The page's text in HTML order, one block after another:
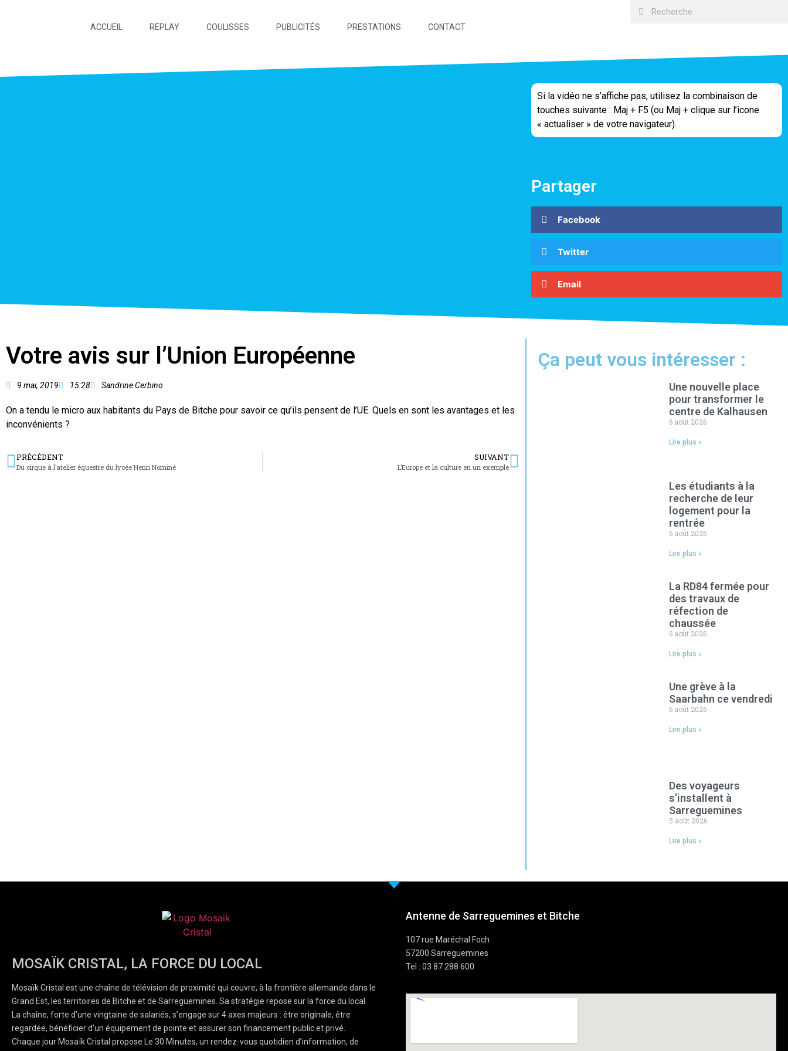
ACCUEIL REPLAY COULISSES PUBLICITÉS PRESTATIONS CONTACT
Si la vidéo ne s’affiche pas, utilisez la combinaison de
touches suivante : Maj + F5 (ou Maj + clique sur l’icone
« actualiser » de votre navigateur).
Partager
Facebook
Twitter
Email
Votre avis sur l’Union Européenne
9 mai, 2019 15:28 Sandrine Cerbino
On a tendu le micro aux habitants du Pays de Bitche pour savoir ce qu’ils pensent de l’UE. Quels en sont les avantages et les
inconvénients ?
PRÉCÉDENT
Du cirque à l’atelier équestre du lycée Henri Nominé
SUIVANT
L’Europe et la culture en un exemple
Ça peut vous intéresser :
Une nouvelle place
pour transformer le
centre de Kalhausen
6 août 2026
Lire plus »
Les étudiants à la
recherche de leur
logement pour la
rentrée
6 août 2026
Lire plus »
La RD84 fermée pour
des travaux de
réfection de
chaussée
6 août 2026
Lire plus »
Une grève à la
Saarbahn ce vendredi
6 août 2026
Lire plus »
Des voyageurs
s’installent à
Sarreguemines
5 août 2026
Lire plus »
MOSAÏK CRISTAL, LA FORCE DU LOCAL
Mosaïk Cristal est une chaîne de télévision de proximité qui couvre, à la frontière allemande dans le
Grand Est, les territoires de Bitche et de Sarreguemines. Sa stratégie repose sur la force du local.
La chaîne, forte d’une vingtaine de salariés, s’engage sur 4 axes majeurs : être originale, être
regardée, bénéficier d’un équipement de pointe et assurer son financement public et privé.
Chaque jour Mosaïk Cristal propose Le 30 Minutes, un rendez-vous quotidien d’information, de
Antenne de Sarreguemines et Bitche
107 rue Maréchal Foch
57200 Sarreguemines
Tel : 03 87 288 600